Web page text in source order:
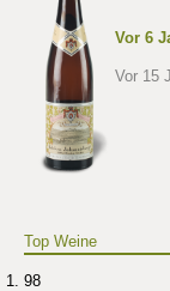
Vor 6
Vor 15
Top Weine
98